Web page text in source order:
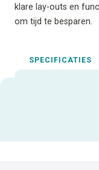
klare lay-outs en
om tijd te besparen.
SPECIFICATIES